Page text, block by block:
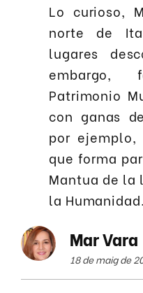
Lo curioso,
norte de
lugares
embargo,
Patrimonio
con ganas
por
que forma
Mantua de la
la Humanidad.
Mar Vara
18 de maig de